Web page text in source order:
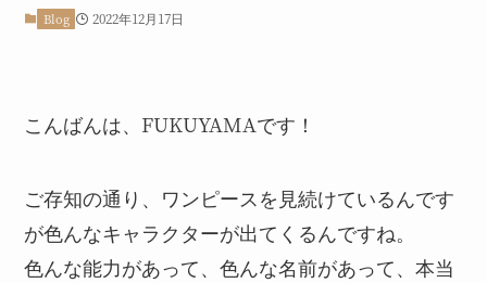
Blog 2022年12月17日
こんばんは、FUKUYAMAです！
ご存知の通り、ワンピースを見続けているんです
が色んなキャラクターが出てくるんですね。
色んな能力があって、色んな名前があって、本当